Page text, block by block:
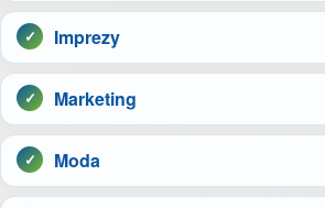
Imprezy
Marketing
Moda